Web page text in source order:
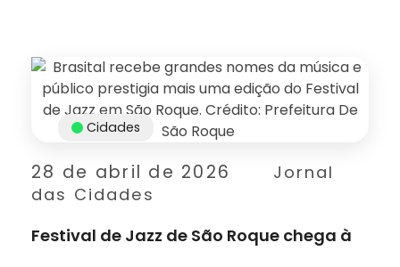
28 de abril de 2026
Jornal
das Cidades
Cidades
Festival de Jazz de São Roque chega à